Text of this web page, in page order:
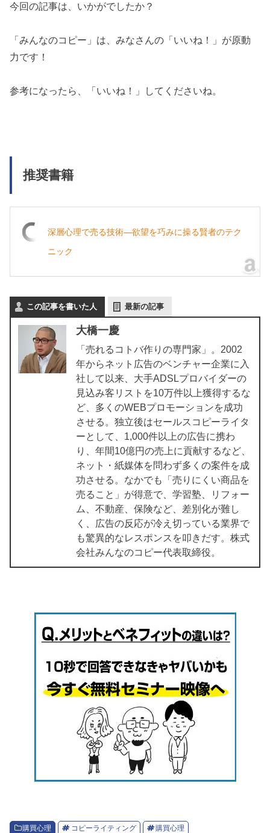
今回の記事は、いかがでしたか？
「みんなのコピー」は、みなさんの「いいね！」が原動
力です！
参考になったら、「いいね！」してくださいね。
推奨書籍
深層心理で売る技術―欲望を巧みに操る賢者のテク
ニック
この記事を書いた人 最新の記事
大橋一慶
「売れるコトバ作りの専門家」。2002
年からネット広告のベンチャー企業に入
社して以来、大手ADSLプロバイダーの
見込み客リストを10万件以上獲得するな
ど、多くのWEBプロモーションを成功
させる。独立後はセールスコピーライタ
ーとして、1,000件以上の広告に携わ
り、年間10億円の売上に貢献するなど、
ネット・紙媒体を問わず多くの案件を成
功させる。なかでも「売りにくい商品を
売ること」が得意で、学習塾、リフォー
ム、不動産、保険など、差別化が難し
く、広告の反応が冷え切っている業界で
も驚異的なレスポンスを叩きだす。株式
会社みんなのコピー代表取締役。
購買心理 コピーライティング 購買心理